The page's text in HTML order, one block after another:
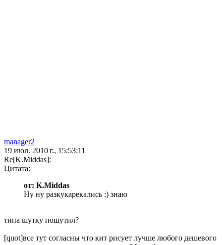
manager2
19 июл. 2010 г., 15:53:11
Re[K.Middas]:
Цитата:
от: K.Middas
Ну ну разкукарекались :) знаю
типа шутку пошутил?
[quot]все тут согласны что кит рисует лучше любого дешевого